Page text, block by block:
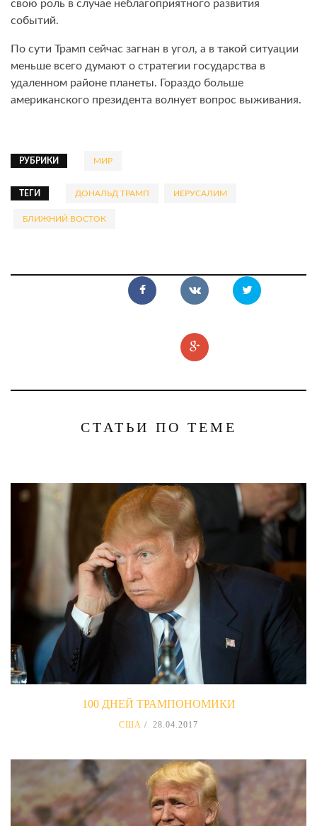
свою роль в случае неблагоприятного развития
событий.
По сути Трамп сейчас загнан в угол, а в такой ситуации
меньше всего думают о стратегии государства в
удаленном районе планеты. Гораздо больше
американского президента волнует вопрос выживания.
РУБРИКИ МИР
ТЕГИ ДОНАЛЬД ТРАМП ИЕРУСАЛИМ
БЛИЖНИЙ ВОСТОК
СТАТЬИ ПО ТЕМЕ
100 ДНЕЙ ТРАМПОНОМИКИ
США 28.04.2017